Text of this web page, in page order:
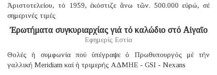
Ἀριστοτελείου, τό 1959, ἐκόστιζε ἄνω τῶν. 500.000 εὐρώ, σέ
σημερινές τιμές
Ἐρωτήματα συγκυριαρχίας γιά τό καλώδιο στό Αἰγαῖο
Εφημερίς Εστία
Θολές ἡ συμφωνία πού ὑπέγραψε ὁ Πρωθυπουργός μέ τήν
γαλλική Μeridiam καί ἡ τριμερής ΑΔΜΗΕ - GSI - Nexans